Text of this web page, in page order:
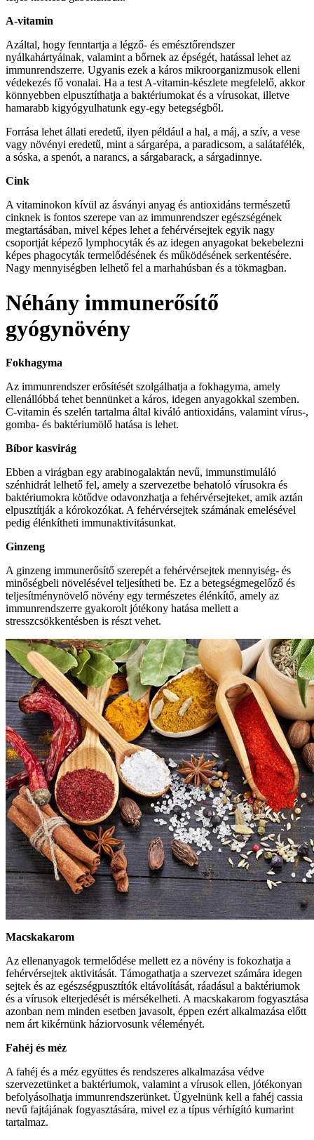
A-vitamin
Azáltal, hogy fenntartja a légző- és emésztőrendszer
nyálkahártyáinak, valamint a bőrnek az épségét, hatással lehet az
immunrendszerre. Ugyanis ezek a káros mikroorganizmusok elleni
védekezés fő vonalai. Ha a test A-vitamin-készlete megfelelő, akkor
könnyebben elpusztíthatja a baktériumokat és a vírusokat, illetve
hamarabb kigyógyulhatunk egy-egy betegségből.
Forrása lehet állati eredetű, ilyen például a hal, a máj, a szív, a vese
vagy növényi eredetű, mint a sárgarépa, a paradicsom, a salátafélék,
a sóska, a spenót, a narancs, a sárgabarack, a sárgadinnye.
Cink
A vitaminokon kívül az ásványi anyag és antioxidáns természetű
cinknek is fontos szerepe van az immunrendszer egészségének
megtartásában, mivel képes lehet a fehérvérsejtek egyik nagy
csoportját képező lymphocyták és az idegen anyagokat bekebelezni
képes phagocyták termelődésének és működésének serkentésére.
Nagy mennyiségben lelhető fel a marhahúsban és a tökmagban.
Néhány immunerősítő
gyógynövény
Fokhagyma
Az immunrendszer erősítését szolgálhatja a fokhagyma, amely
ellenállóbbá tehet bennünket a káros, idegen anyagokkal szemben.
C-vitamin és szelén tartalma által kiváló antioxidáns, valamint vírus-,
gomba- és baktériumölő hatása is lehet.
Bíbor kasvirág
Ebben a virágban egy arabinogalaktán nevű, immunstimuláló
szénhidrát lelhető fel, amely a szervezetbe behatoló vírusokra és
baktériumokra kötődve odavonzhatja a fehérvérsejteket, amik aztán
elpusztítják a kórokozókat. A fehérvérsejtek számának emelésével
pedig élénkítheti immunaktivitásunkat.
Ginzeng
A ginzeng immunerősítő szerepét a fehérvérsejtek mennyiség- és
minőségbeli növelésével teljesítheti be. Ez a betegségmegelőző és
teljesítménynövelő növény egy természetes élénkítő, amely az
immunrendszerre gyakorolt jótékony hatása mellett a
stresszcsökkentésben is részt vehet.
Macskakarom
Az ellenanyagok termelődése mellett ez a növény is fokozhatja a
fehérvérsejtek aktivitását. Támogathatja a szervezet számára idegen
sejtek és az egészségpusztítók eltávolítását, ráadásul a baktériumok
és a vírusok elterjedését is mérsékelheti. A macskakarom fogyasztása
azonban nem minden esetben javasolt, éppen ezért alkalmazása előtt
nem árt kikérnünk háziorvosunk véleményét.
Fahéj és méz
A fahéj és a méz együttes és rendszeres alkalmazása védve
szervezetünket a baktériumok, valamint a vírusok ellen, jótékonyan
befolyásolhatja immunrendszerünket. Ügyelnünk kell a fahéj cassia
nevű fajtájának fogyasztására, mivel ez a típus vérhígító kumarint
tartalmaz.